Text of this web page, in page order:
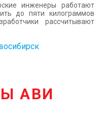
инженеры работают
до пяти килограммов
рассчитывают
АВИ